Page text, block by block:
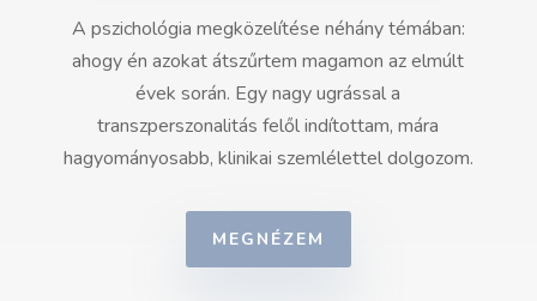
A pszichológia megközelítése néhány témában:
ahogy én azokat átszűrtem magamon az elmúlt
évek során. Egy nagy ugrással a
transzperszonalitás felől indítottam, mára
hagyományosabb, klinikai szemlélettel dolgozom.
MEGNÉZEM